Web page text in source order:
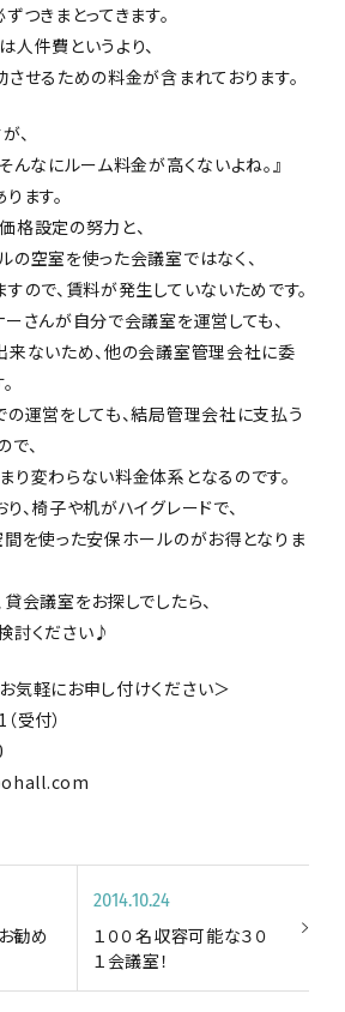
つきまとってきます。
件費というより、
せるための料金が含まれております。
、
んなにルーム料金が高くないよね。』
ます。
格設定の努力と、
の空室を使った会議室ではなく、
ので、賃料が発生していないためです。
さんが自分で会議室を運営しても、
来ないため、他の会議室管理会社に委
の運営をしても、結局管理会社に支払う
、
り変わらない料金体系となるのです。
、椅子や机がハイグレードで、
間を使った安保ホールのがお得となりま
会議室をお探しでしたら、
討ください♪
気軽にお申し付けください＞
受付）
勧め
2014.10.24
１００名収容可能な３０
１会議室！